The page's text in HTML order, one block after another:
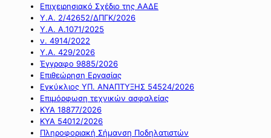
Επιχειρησιακό Σχέδιο της ΑΑΔΕ
Υ.Α. 2/42652/ΔΠΓΚ/2026
Υ.Α. Α.1071/2025
ν. 4914/2022
Υ.Α. 429/2026
Έγγραφο 9885/2026
Επιθεώρηση Εργασίας
Εγκύκλιος ΥΠ. ΑΝΑΠΤΥΞΗΣ 54524/2026
Επιμόρφωση τεχνικών ασφαλείας
ΚΥΑ 18877/2026
ΚΥΑ 54012/2026
Πληροφοριακή Σήμανση Ποδηλατιστών